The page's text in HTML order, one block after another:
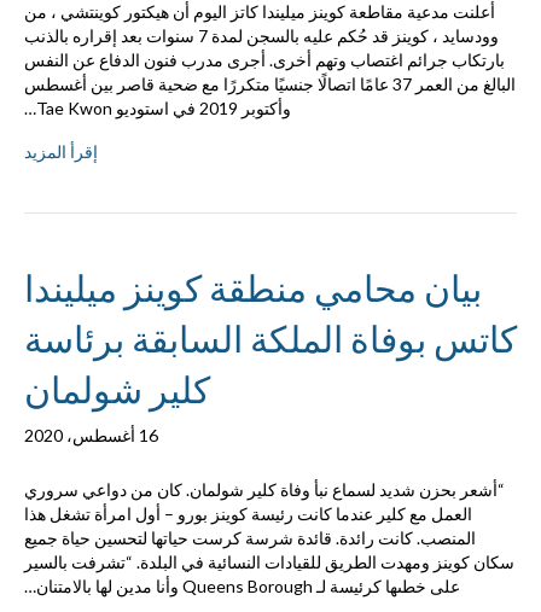
أعلنت مدعية مقاطعة كوينز ميليندا كاتز اليوم أن هيكتور كوينتشي ، من
وودسايد ، كوينز قد حُكم عليه بالسجن لمدة 7 سنوات بعد إقراره بالذنب
بارتكاب جرائم اغتصاب وتهم أخرى. أجرى مدرب فنون الدفاع عن النفس
البالغ من العمر 37 عامًا اتصالًا جنسيًا متكررًا مع ضحية قاصر بين أغسطس
وأكتوبر 2019 في استوديو Tae Kwon…
إقرأ المزيد
بيان محامي منطقة كوينز ميليندا
كاتس بوفاة الملكة السابقة برئاسة
كلير شولمان
16 أغسطس، 2020
“أشعر بحزن شديد لسماع نبأ وفاة كلير شولمان. كان من دواعي سروري
العمل مع كلير عندما كانت رئيسة كوينز بورو – أول امرأة تشغل هذا
المنصب. كانت رائدة. قائدة شرسة كرست حياتها لتحسين حياة جميع
سكان كوينز ومهدت الطريق للقيادات النسائية في البلدة. “تشرفت بالسير
على خطىها كرئيسة لـ Queens Borough وأنا مدين لها بالامتنان…